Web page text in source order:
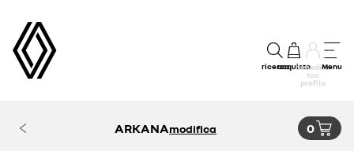
ricercaacquistoaccedi al
tuo
profilo
Menu
ARKANAmodifica 0